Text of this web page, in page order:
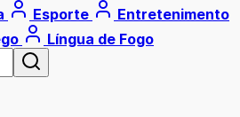
Esporte
Entretenimento
Língua de Fogo